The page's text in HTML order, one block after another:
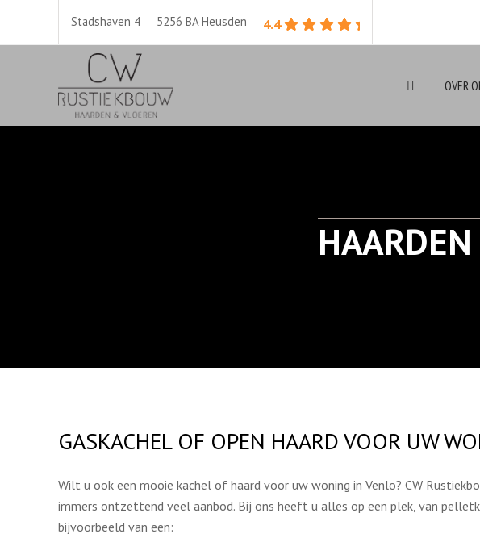
Stadshaven 4 5256 BA Heusden 4.4
OVER
GASKACHEL OF OPEN HAARD VOOR UW
Wilt u ook een mooie kachel of haard voor uw woning in Venlo? CW
immers ontzettend veel aanbod. Bij ons heeft u alles op een plek, van
bijvoorbeeld van een: